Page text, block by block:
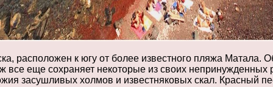
расположен к югу от более известного пляжа
еще сохраняет некоторые из своих непринужденных
засушливых холмов и известняковых скал. Красный